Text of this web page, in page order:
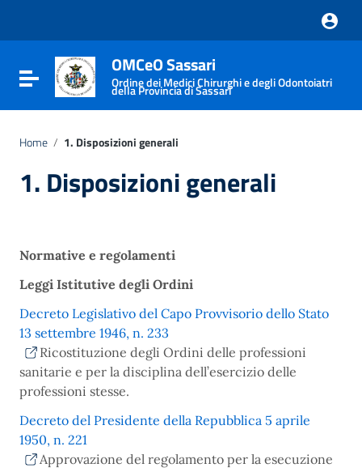
Vai al footer
Attiva / disattiva la navigazione
OMCeO Sassari
Ordine dei Medici Chirurghi e degli Odontoiatri
della Provincia di Sassari
Home / 1. Disposizioni generali
1. Disposizioni generali
Normative e regolamenti
Leggi Istitutive degli Ordini
Decreto Legislativo del Capo Provvisorio dello Stato
13 settembre 1946, n. 233
Ricostituzione degli Ordini delle professioni
sanitarie e per la disciplina dell’esercizio delle
professioni stesse.
Decreto del Presidente della Repubblica 5 aprile
1950, n. 221
Approvazione del regolamento per la esecuzione